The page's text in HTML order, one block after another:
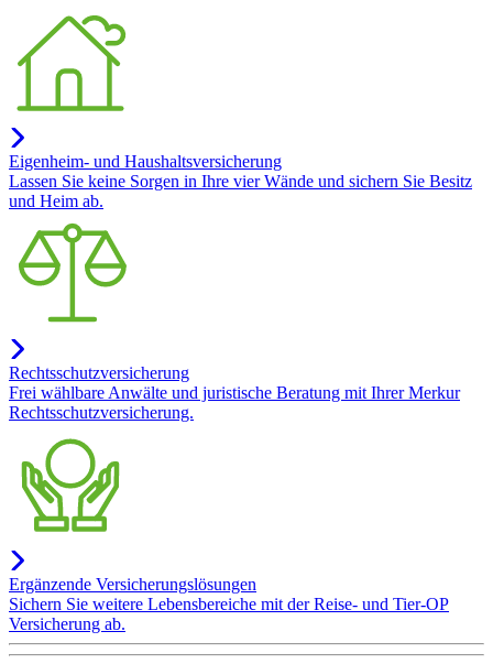
Eigenheim- und Haushaltsversicherung
Lassen Sie keine Sorgen in Ihre vier Wände und sichern Sie Besitz
und Heim ab.
Rechtsschutzversicherung
Frei wählbare Anwälte und juristische Beratung mit Ihrer Merkur
Rechtsschutzversicherung.
Ergänzende Versicherungslösungen
Sichern Sie weitere Lebensbereiche mit der Reise- und Tier-OP
Versicherung ab.